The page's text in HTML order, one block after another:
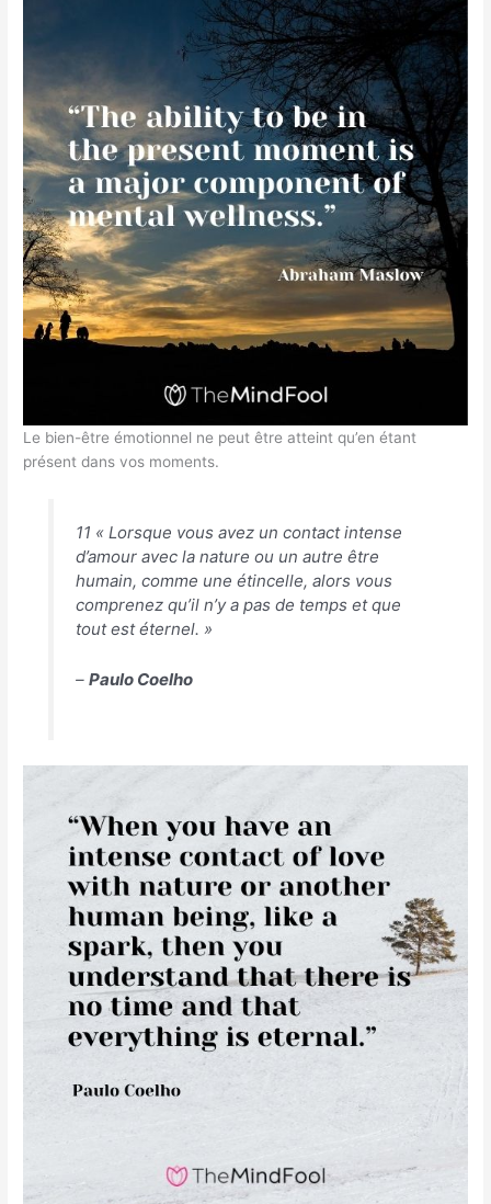
Le bien-être émotionnel ne peut être atteint qu’en étant
présent dans vos moments.
11 « Lorsque vous avez un contact intense
d’amour avec la nature ou un autre être
humain, comme une étincelle, alors vous
comprenez qu’il n’y a pas de temps et que
tout est éternel. »
– Paulo Coelho